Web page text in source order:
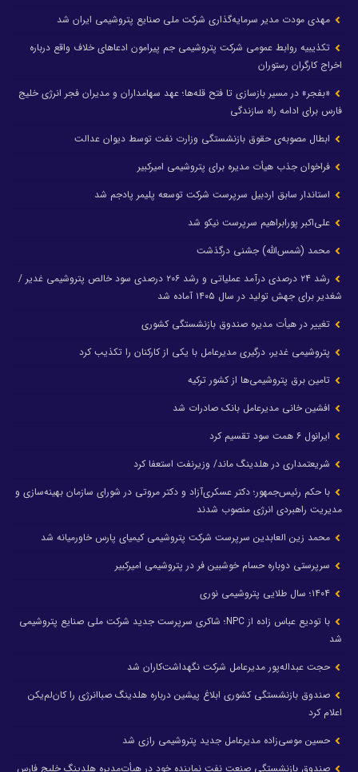
مهدی مودت مدیر سرمایه‌گذاری شرکت ملی صنایع پتروشیمی ایران شد
تکذیبیه روابط عمومی شرکت پتروشیمی جم پیرامون ادعاهای خلاف واقع درباره
اخراج کارگران رستوران
«بفجر» در مسیر بازسازی تا فتح قله‌ها؛ عهد سهامداران و مدیران فجر انرژی خلیج
فارس برای ادامه راه سازندگی
ابطال مصوبه‌ی حقوق بازنشستگی وزارت نفت توسط دیوان عدالت
فراخوان جذب هیأت مدیره برای پتروشیمی امیرکبیر
استاندار سابق اردبیل سرپرست شرکت توسعه پلیمر پادجم شد
علی‌اکبر پورابراهیم سرپرست نیکو شد
محمد (شمس‌الله) جشنی درگذشت
رشد ۲۴ درصدی درآمد عملیاتی و رشد ۲۰۶ درصدی سود خالص پتروشیمی غدیر /
شغدیر برای جهش تولید در سال ۱۴۰۵ آماده شد
تغییر در هیأت مدیره صندوق بازنشستگی کشوری
پتروشیمی غدیر، درگیری مدیرعامل با یکی از کارکنان را تکذیب کرد
تامین برق پتروشیمی‌ها از کشور ترکیه
افشین خانی مدیرعامل بانک صادرات شد
ایرانول ۶ همت سود تقسیم کرد
شریعتمداری در هلدینگ ماند/ وزیرنفت استعفا کرد
با حکم رئیس‌جمهور؛ دکتر عسکری‌آزاد و دکتر مروتی در شورای سازمان بهینه‌سازی و
مدیریت راهبردی انرژی منصوب شدند
محمد زین العابدین سرپرست شرکت پتروشیمی کیمیای پارس خاورمیانه شد
سرپرستی دوباره حسام خوشبین فر در پتروشیمی امیرکبیر
با تودیع عباس زاده از NPC؛ شاکری سرپرست جدید شرکت ملی صنایع پتروشیمی
شد
حجت عبداله‌پور مدیرعامل شرکت نگهداشت‌کاران شد
صندوق بازنشستگی کشوری ابلاغ پیشین درباره هلدینگ صباانرژی را کان‌لم‌یکن
اعلام کرد
حسین موسی‌زاده مدیرعامل جدید پتروشیمی رازی شد
صندوق بازنشستگی صنعت نفت نماینده خود در هیأت‌مدیره هلدینگ خلیج فارس